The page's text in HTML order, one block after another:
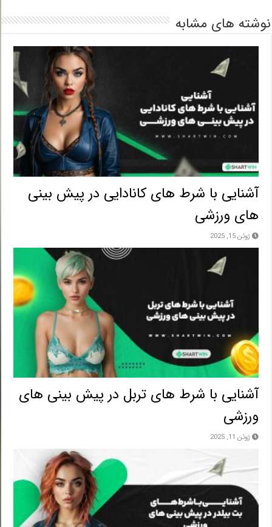
های مشابه
آشنایی با شرط های کانادایی در پیش بینی
های ورزشی
ژوئن 15, 2025
آشنایی با شرط های تربل در پیش بینی های
ورزشی
ژوئن 11, 2025